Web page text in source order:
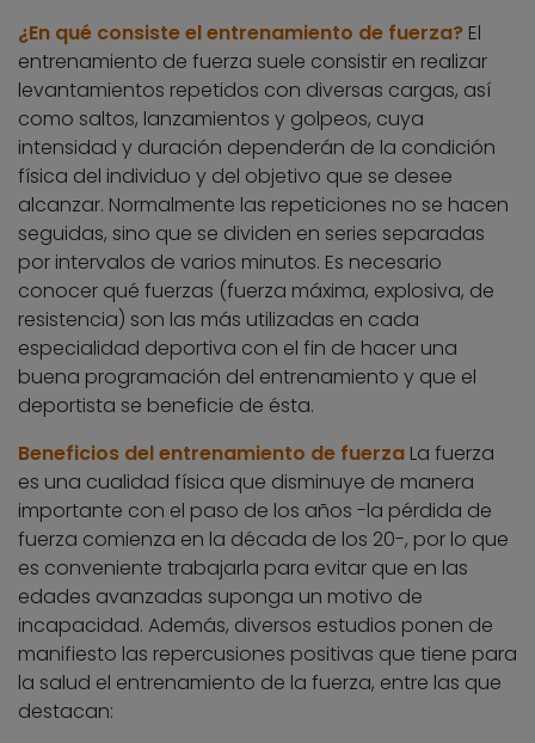
¿En qué consiste el entrenamiento de fuerza? El
entrenamiento de fuerza suele consistir en realizar
levantamientos repetidos con diversas cargas, así
como saltos, lanzamientos y golpeos, cuya
intensidad y duración dependerán de la condición
física del individuo y del objetivo que se desee
alcanzar. Normalmente las repeticiones no se hacen
seguidas, sino que se dividen en series separadas
por intervalos de varios minutos. Es necesario
conocer qué fuerzas (fuerza máxima, explosiva, de
resistencia) son las más utilizadas en cada
especialidad deportiva con el fin de hacer una
buena programación del entrenamiento y que el
deportista se beneficie de ésta.
Beneficios del entrenamiento de fuerza La fuerza
es una cualidad física que disminuye de manera
importante con el paso de los años -la pérdida de
fuerza comienza en la década de los 20-, por lo que
es conveniente trabajarla para evitar que en las
edades avanzadas suponga un motivo de
incapacidad. Además, diversos estudios ponen de
manifiesto las repercusiones positivas que tiene para
la salud el entrenamiento de la fuerza, entre las que
destacan: